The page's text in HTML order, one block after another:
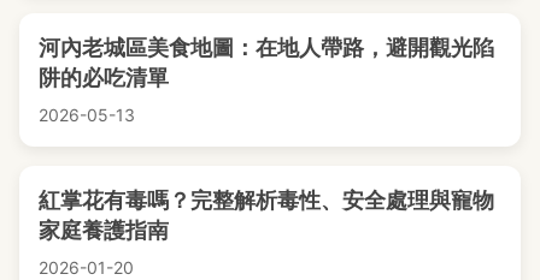
河內老城區美食地圖：在地人帶路，避開觀光陷
阱的必吃清單
2026-05-13
紅掌花有毒嗎？完整解析毒性、安全處理與寵物
家庭養護指南
2026-01-20